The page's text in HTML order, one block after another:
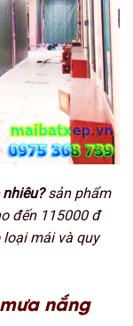
nhiêu?sản phẩm
đến 115000 đ
loại mái và quy
nắng